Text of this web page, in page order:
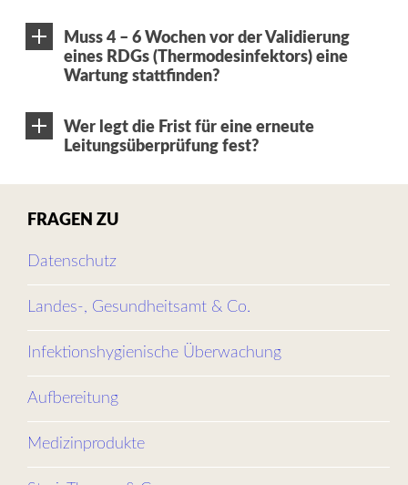
Muss 4 – 6 Wochen vor der Validierung
eines RDGs (Thermodesinfektors) eine
Wartung stattfinden?
Wer legt die Frist für eine erneute
Leitungsüberprüfung fest?
FRAGEN ZU
Datenschutz
Landes-, Gesundheitsamt & Co.
Infektionshygienische Überwachung
Aufbereitung
Medizinprodukte